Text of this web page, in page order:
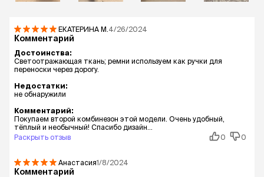
ЕКАТЕРИНА М. 4/26/2024
Комментарий
Достоинства:
Светоотражающая ткань; ремни используем как ручки для
переноски через дорогу.
Недостатки:
не обнаружили
Комментарий:
Покупаем второй комбинезон этой модели. Очень удобный,
тёплый и необычный! Спасибо дизайн...
Раскрыть отзыв
0 0
Анастасия1/8/2024
Комментарий